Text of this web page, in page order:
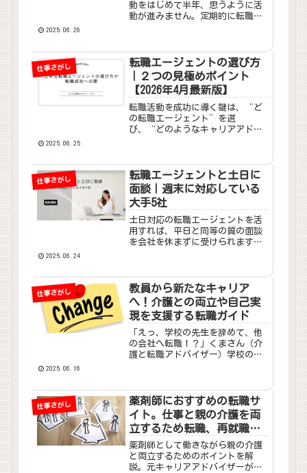
動をはじめて半年、思うように活
動が進みません。定期的に転職サ
そもそも転職エージェントって何
をしてくるのでしょうか？くま
さ...
2025.06.26
仕事さがし
転職エージェントの選び方
｜２つの見極めポイント
【2026年4月最新版】
転職活動を成功に導く鍵は、“ど
の転職エージェント”を選
び、“どのようなキャリアアドバ
にも影響が出る可能性があるほど
の重要な事なのです。
2025.06.25
仕事さがし
転職エージェントと土日に
面談｜週末に対応している
大手5社
土日対応の転職エージェントを活
用すれば、平日と同等の質の面談
を会社を休まずに受けられます。
で気づかなかった強みを発見でき
ることでしょう。
2025.06.24
仕事さがし
教員から新たなキャリア
へ！介護との両立や自己実
現を支援する転職ガイド
「えっ、学校の先生を辞めて、他
の会社へ転職！？」くまさん（介
護と転職アドバイザー）学校の先
は、以下のようになっています。
教員の転職（離職）率と一般企業
正...
2025.06.16
仕事さがし
薬剤師におすすめの転職サ
イト。仕事と親の介護を両
立するため転職、再就職を
プロが支援します。
薬剤師として働きながら親の介護
と両立するためのポイントを解
説。元キャリアアドバイザーが転